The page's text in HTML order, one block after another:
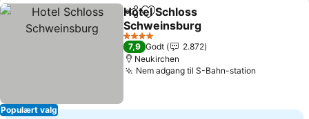
Populært valg
Del Føj til favoritter
Hotel Schloss
Schweinsburg
4 Stjerner
7,9 Godt
2.872
Neukirchen
Nem adgang til S-Bahn-station